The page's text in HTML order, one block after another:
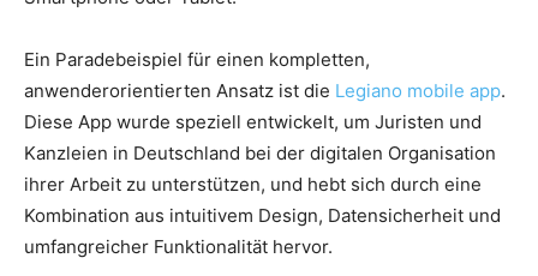
Ein Paradebeispiel für einen kompletten,
anwenderorientierten Ansatz ist die Legiano mobile app.
Diese App wurde speziell entwickelt, um Juristen und
Kanzleien in Deutschland bei der digitalen Organisation
ihrer Arbeit zu unterstützen, und hebt sich durch eine
Kombination aus intuitivem Design, Datensicherheit und
umfangreicher Funktionalität hervor.